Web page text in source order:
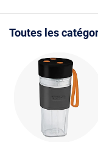
Toutes les